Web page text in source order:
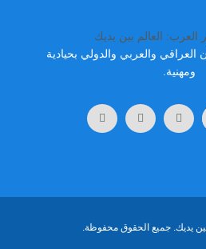
العراقي والعربي والدولي بحيادية
ومهنية.
يديك. جميع الحقوق محفوظة.